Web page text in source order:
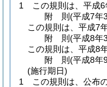
1
この規則は、平成
附 則(平成7年
この規則は、平成7
附 則(平成8年
この規則は、平成8
附 則(平成8年
(施行期日)
1
この規則は、公布